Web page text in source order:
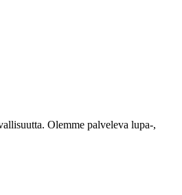
Olemme palveleva lupa-,